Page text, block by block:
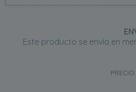
Este producto se envía en